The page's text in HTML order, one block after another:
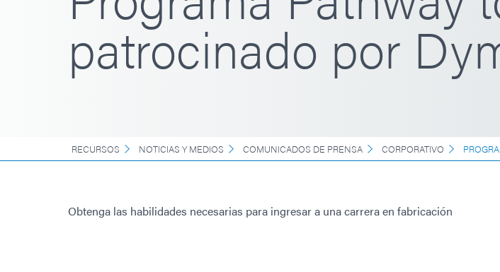
patrocinado por
RECURSOS NOTICIAS Y MEDIOS COMUNICADOS DE PRENSA CORPORATIVO
Obtenga las habilidades necesarias para ingresar a una carrera en fabricación